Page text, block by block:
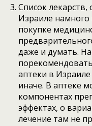
Список лекарств,
Израиле намного
покупке
даже и думать.
аптеки в
иначе. В аптеке
компонентах
эффектах, о
лечение там не